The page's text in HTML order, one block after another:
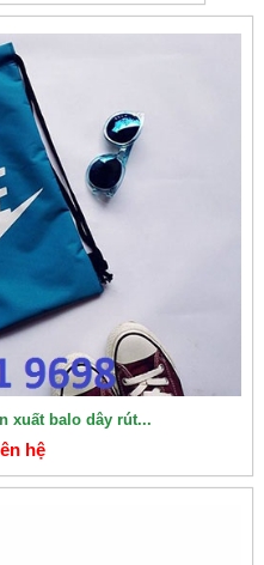
xuất balo dây rút...
hệ